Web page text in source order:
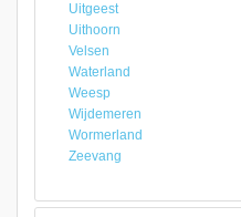
Uitgeest
Uithoorn
Velsen
Waterland
Weesp
Wijdemeren
Wormerland
Zeevang